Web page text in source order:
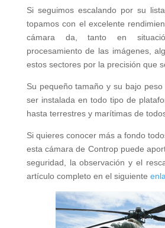
Si seguimos escalando por su
topamos con el excelente
cámara da, tanto en
procesamiento de las imágenes,
estos sectores por la precisión que
Su pequeño tamaño y su bajo
ser instalada en todo tipo de
hasta terrestres y marítimas de
Si quieres conocer más a fondo
esta cámara de Controp puede
seguridad, la observación y el
artículo completo en el siguiente